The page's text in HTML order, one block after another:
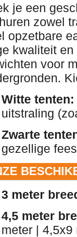
je een
zowel
opzetbare
kwaliteit
voor
Witte tenten:
uitstraling
Zwarte
gezellige
3 meter
4,5 meter
meter | 4,5x9